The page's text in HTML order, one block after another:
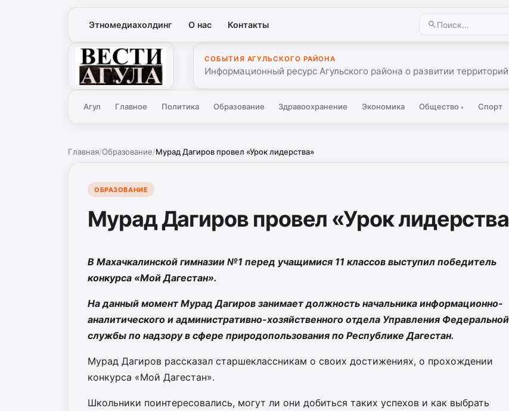
Этномедиахолдинг О нас Контакты
Вести Агула
СОБЫТИЯ АГУЛЬСКОГО РАЙОНА
Информационный ресурс Агульского района о развитии
Агул Главное Политика Образование Здравоохранение Экономика Общество ▾ Спорт
Главная/Образование/Мурад Дагиров провел «Урок лидерства»
ОБРАЗОВАНИЕ
Мурад Дагиров провел «Урок
В Махачкалинской гимназии №1 перед учащимися 11 классов выступил победитель
конкурса «Мой Дагестан».
На данный момент Мурад Дагиров занимает должность начальника информационно-
аналитического и административно-хозяйственного отдела Управления Федеральной
службы по надзору в сфере природопользования по Республике Дагестан.
Мурад Дагиров рассказал старшеклассникам о своих достижениях, о прохождении
конкурса «Мой Дагестан».
Школьники поинтересовались, могут ли они добиться таких успехов и как выбрать